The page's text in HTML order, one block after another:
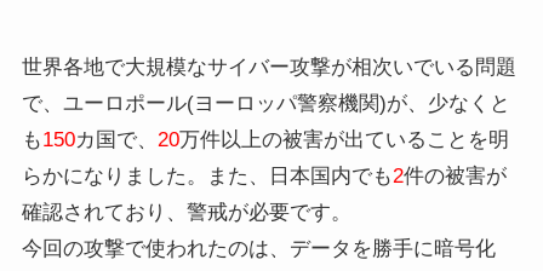
世界各地で大規模なサイバー攻撃が相次いでいる問題
で、ユーロポール(ヨーロッパ警察機関)が、少なくと
も150カ国で、 20万件以上の被害が出ていることを明
らかになりました。また、日本国内でも2件の被害が
確認されており、警戒が必要です。
今回の攻撃で使われたのは、データを勝手に暗号化